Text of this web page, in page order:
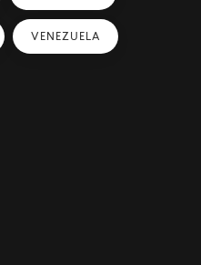
VENEZUELA